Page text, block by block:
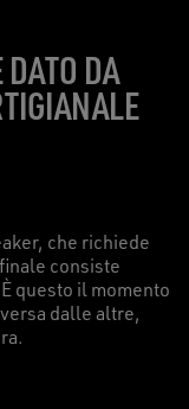
DA
che richiede
consiste
questo il momento
dalle altre,